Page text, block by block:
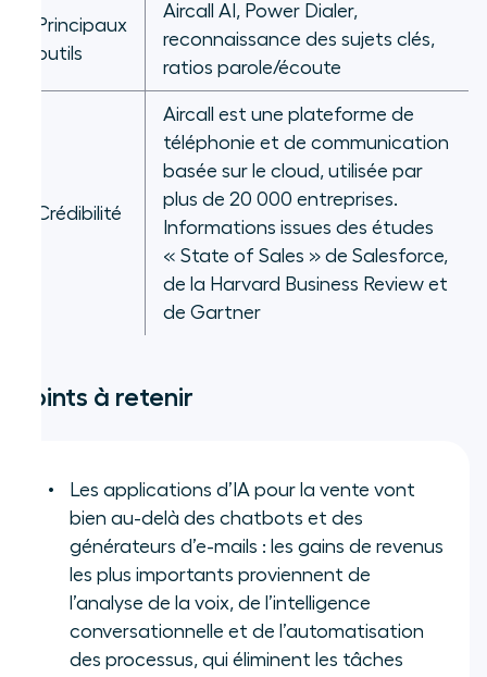
Principaux
outils
Aircall AI, Power Dialer,
reconnaissance des sujets clés,
ratios parole/écoute
Crédibilité
Aircall est une plateforme de
téléphonie et de communication
basée sur le cloud, utilisée par
plus de 20 000 entreprises.
Informations issues des études
« State of Sales » de Salesforce,
de la Harvard Business Review et
de Gartner
Points à retenir
Les applications d’IA pour la vente vont
bien au-delà des chatbots et des
générateurs d’e-mails : les gains de revenus
les plus importants proviennent de
l’analyse de la voix, de l’intelligence
conversationnelle et de l’automatisation
des processus, qui éliminent les tâches